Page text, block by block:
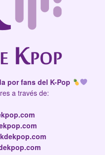
por fans del K-Pop
a través de: